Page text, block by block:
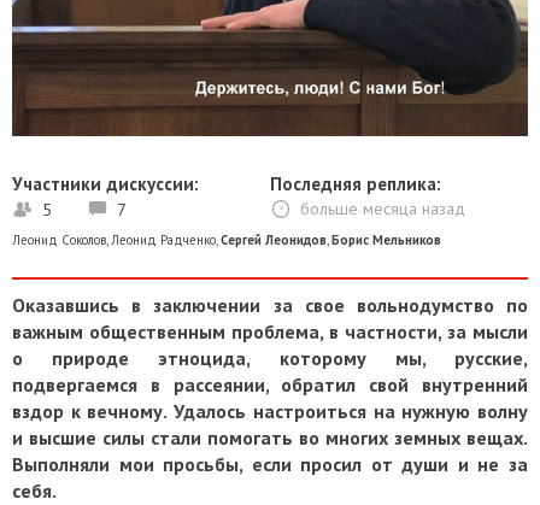
Участники дискуссии:
5 7
Последняя реплика:
больше месяца назад
Леонид Соколов,Леонид Радченко,Сергей Леонидов,Борис Мельников
Оказавшись в заключении за свое вольнодумство по
важным общественным проблема, в частности, за мысли
о природе этноцида, которому мы, русские,
подвергаемся в рассеянии, обратил свой внутренний
вздор к вечному. Удалось настроиться на нужную волну
и высшие силы стали помогать во многих земных вещах.
Выполняли мои просьбы, если просил от души и не за
себя.